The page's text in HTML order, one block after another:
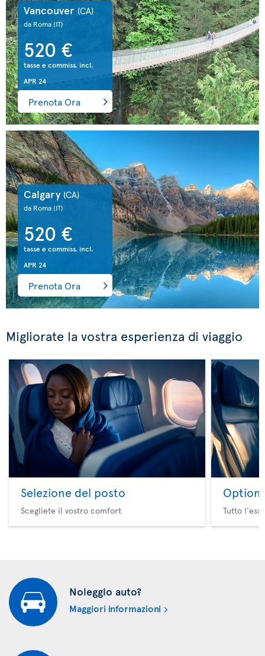
Vancouver (CA)
da Roma(IT)
520 €
tasse e commiss. incl.
APR 24
Prenota Ora
Calgary (CA)
da Roma(IT)
520 €
tasse e commiss. incl.
APR 24
Prenota Ora
Migliorate la vostra esperienza di viaggio
Selezione del posto
Scegliete il vostro comfort
Option
Tutto
Noleggio auto?
Maggiori informazioni